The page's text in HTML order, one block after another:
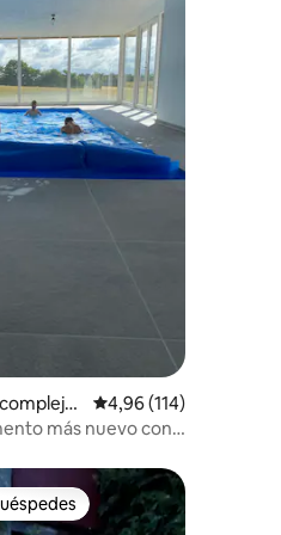
evaluaciones
Calificación promedio:
4,96 (114)
más nuevo con
más destacados